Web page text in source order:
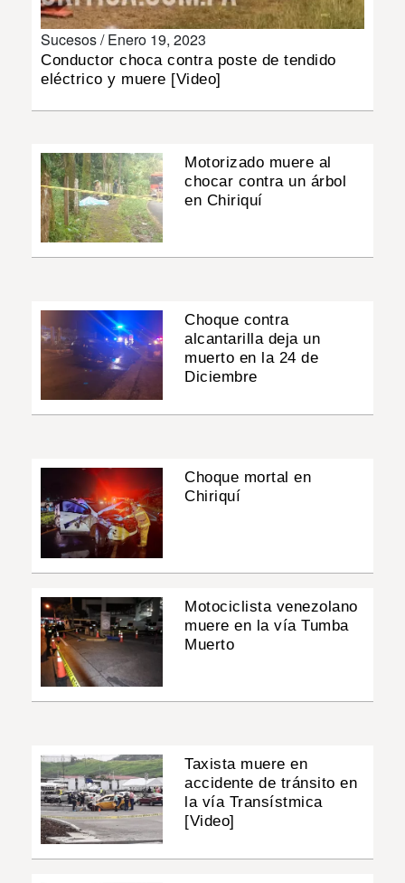
Sucesos /Enero 19, 2023
Conductor choca contra poste de tendido
eléctrico y muere [Video]
Motorizado muere al
chocar contra un árbol
en Chiriquí
Choque contra
alcantarilla deja un
muerto en la 24 de
Diciembre
Choque mortal en
Chiriquí
Motociclista venezolano
muere en la vía Tumba
Muerto
Taxista muere en
accidente de tránsito en
la vía Transístmica
[Video]